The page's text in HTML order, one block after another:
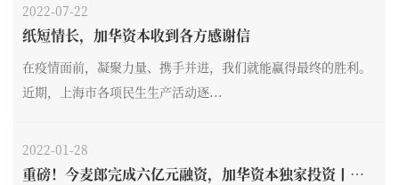
2022-07-22
纸短情长，加华资本收到各方感谢信
在疫情面前，凝聚力量、携手并进，我们就能赢得最终的胜利。
近期，上海市各项民生生产活动逐...
2022-01-28
重磅！今麦郎完成六亿元融资，加华资本独家投资丨加